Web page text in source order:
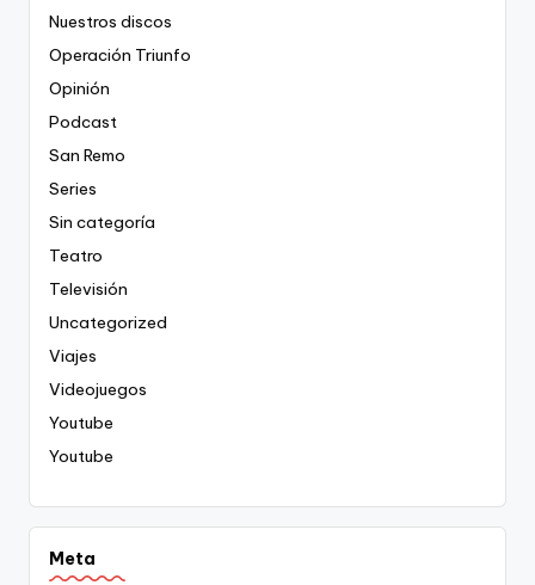
Nuestros discos
Operación Triunfo
Opinión
Podcast
San Remo
Series
Sin categoría
Teatro
Televisión
Uncategorized
Viajes
Videojuegos
Youtube
Youtube
Meta